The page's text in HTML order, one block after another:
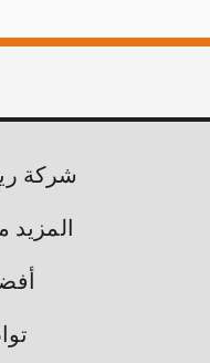
شركة
المزيد